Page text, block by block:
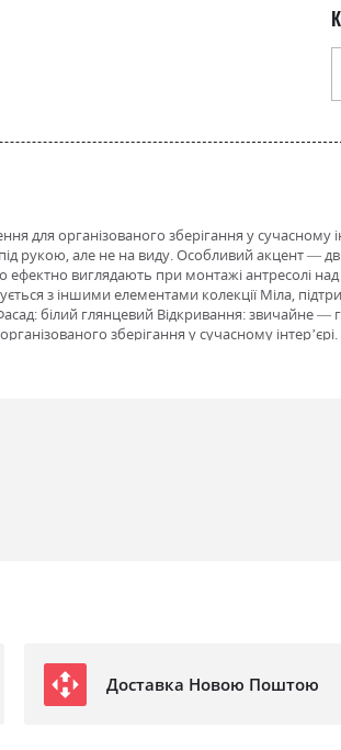
для організованого зберігання у
рукою, але не на виду. Особливий акцент —
ефектно виглядають при монтажі антресолі
з іншими елементами колекції Міла,
білий глянцевий Відкривання: звичайне
зберігання у сучасному
вертикальної динаміки, підсилює
Доставка Новою Поштою